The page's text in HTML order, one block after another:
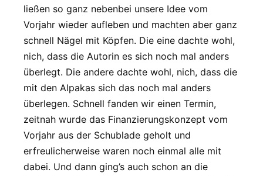
ließen so ganz nebenbei unsere Idee vom
Vorjahr wieder aufleben und machten aber ganz
schnell Nägel mit Köpfen. Die eine dachte wohl,
nich, dass die Autorin es sich noch mal anders
überlegt. Die andere dachte wohl, nich, dass die
mit den Alpakas sich das noch mal anders
überlegen. Schnell fanden wir einen Termin,
zeitnah wurde das Finanzierungskonzept vom
Vorjahr aus der Schublade geholt und
erfreulicherweise waren noch einmal alle mit
dabei. Und dann ging’s auch schon an die